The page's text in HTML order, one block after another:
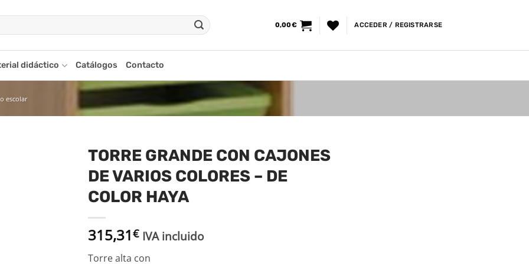
0,00€ ACCEDER / REGISTRARSE
didáctico Catálogos Contacto
escolar
TORRE GRANDE CON CAJONES
DE VARIOS COLORES – DE
COLOR HAYA
315,31€ IVA incluido
Torre alta con